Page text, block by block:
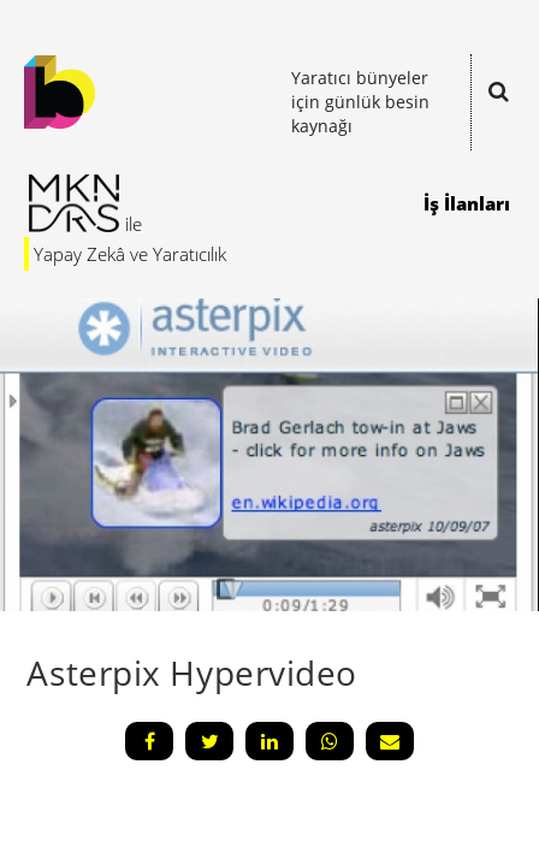
Yaratıcı bünyeler
için günlük besin
kaynağı
Yapay Zekâ ve Yaratıcılık
İş İlanları
Asterpix Hypervideo